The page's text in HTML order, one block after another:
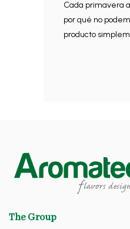
Cada primavera
por qué no
producto
The Group